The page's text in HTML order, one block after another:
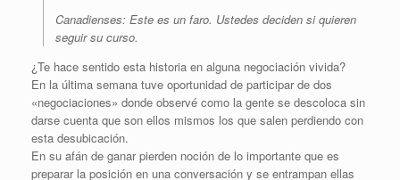
Canadienses: Este es un faro. Ustedes deciden si quieren
seguir su curso.
¿Te hace sentido esta historia en alguna negociación vivida?
En la última semana tuve oportunidad de participar de dos
«negociaciones» donde observé como la gente se descoloca sin
darse cuenta que son ellos mismos los que salen perdiendo con
esta desubicación.
En su afán de ganar pierden noción de lo importante que es
preparar la posición en una conversación y se entrampan ellas